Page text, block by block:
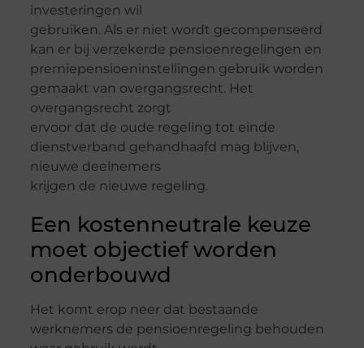
investeringen wil
gebruiken. Als er niet wordt gecompenseerd
kan er bij verzekerde pensioenregelingen en
premiepensioeninstellingen gebruik worden
gemaakt van overgangsrecht. Het
overgangsrecht zorgt
ervoor dat de oude regeling tot einde
dienstverband gehandhaafd mag blijven,
nieuwe deelnemers
krijgen de nieuwe regeling.
Een kostenneutrale keuze
moet objectief worden
onderbouwd
Het komt erop neer dat bestaande
werknemers de pensioenregeling behouden